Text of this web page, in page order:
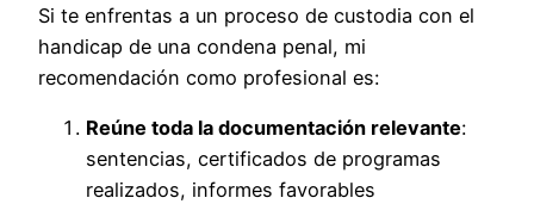
Si te enfrentas a un proceso de custodia con el
handicap de una condena penal, mi
recomendación como profesional es:
Reúne toda la documentación relevante:
sentencias, certificados de programas
realizados, informes favorables